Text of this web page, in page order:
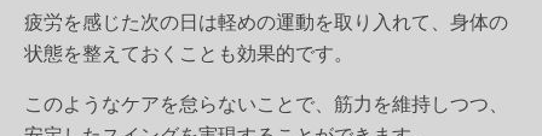
疲労を感じた次の日は軽めの運動を取り入れて、身体の
状態を整えておくことも効果的です。
このようなケアを怠らないことで、筋力を維持しつつ、